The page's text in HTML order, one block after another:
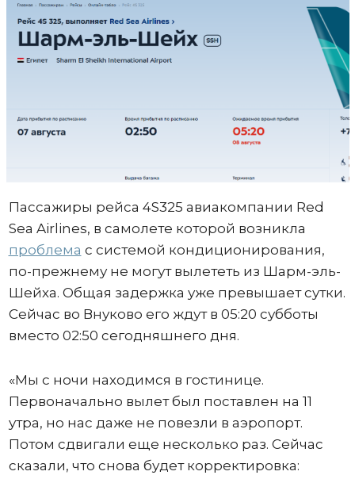
Пассажиры рейса 4S325 авиакомпании Red
Sea Airlines, в самолете которой возникла
проблема с системой кондиционирования,
по-прежнему не могут вылететь из Шарм-эль-
Шейха. Общая задержка уже превышает сутки.
Сейчас во Внуково его ждут в 05:20 субботы
вместо 02:50 сегодняшнего дня.
«Мы с ночи находимся в гостинице.
Первоначально вылет был поставлен на 11
утра, но нас даже не повезли в аэропорт.
Потом сдвигали еще несколько раз. Сейчас
сказали, что снова будет корректировка: